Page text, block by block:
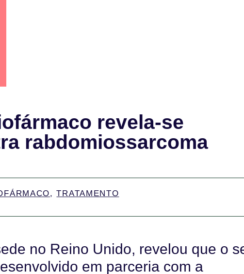
revela-se
rabdomiossarcoma
,TRATAMENTO
no Reino Unido, revelou que o
em parceria com a